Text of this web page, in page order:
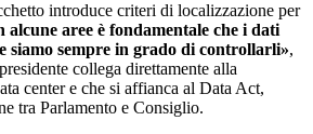
introduce criteri di localizzazione per
alcune aree è fondamentale che i dati
siamo sempre in grado di controllarli»,
collega direttamente alla
center e che si affianca al Data Act,
tra Parlamento e Consiglio.